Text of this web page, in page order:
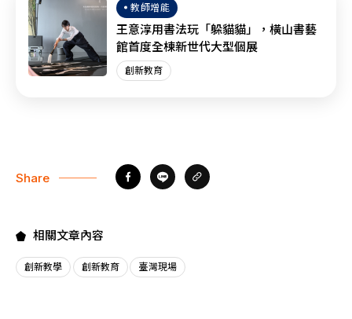
教師增能
王意淳用書法玩「躲貓貓」，橫山書藝
館首度全棟新世代大型個展
創新教育
Share
相關文章內容
創新教學 創新教育 臺灣現場